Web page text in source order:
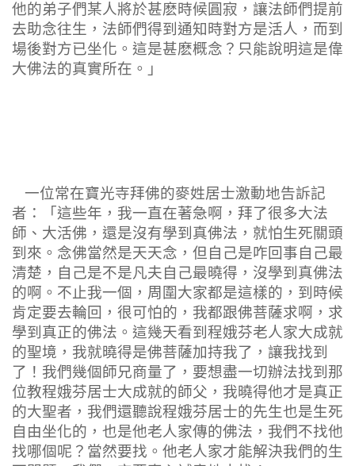
他的弟子們某人將於甚麽時候圓寂，讓法師們提前
去助念往生，法師們得到通知時對方是活人，而到
場後對方已坐化。這是甚麽概念？只能說明這是偉
大佛法的真實所在。」
一位常在寶光寺拜佛的麥姓居士激動地告訴記
者：「這些年，我一直在著急啊，拜了很多大法
師、大活佛，還是沒有學到真佛法，就怕生死關頭
到來。念佛當然是天天念，但自己是咋回事自己最
清楚，自己是不是凡夫自己最曉得，沒學到真佛法
的啊。不止我一個，周圍大家都是這樣的，到時候
肯定要去輪回，很可怕的，我都跟佛菩薩求啊，求
學到真正的佛法。這幾天看到程娥芬老人家大成就
的聖境，我就曉得是佛菩薩加持我了，讓我找到
了！我們幾個師兄商量了，要想盡一切辦法找到那
位教程娥芬居士大成就的師父，我曉得他才是真正
的大聖者，我們還聽說程娥芬居士的先生也是生死
自由坐化的，也是他老人家傳的佛法，我們不找他
找哪個呢？當然要找。他老人家才能解決我們的生